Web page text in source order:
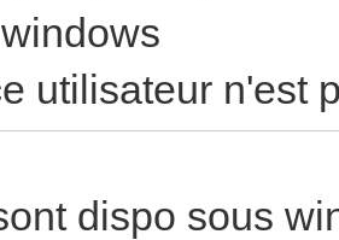
utilisateur n'est
dispo sous